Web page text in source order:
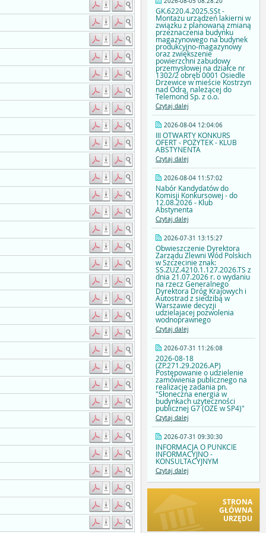
GK.6220.4.2025.SSt -
Montażu urządzeń lakierni w
związku z planowaną zmianą
przeznaczenia budynku
magazynowego na budynek
produkcyjno-magazynowy
oraz zwiększenie
powierzchni zabudowy
przemysłowej na działce nr
1302/2 obręb 0001 Osiedle
Drzewice w mieście Kostrzyn
nad Odrą, należącej do
Telemond Sp. z o.o.
Czytaj dalej
2026-08-04 12:04:06
III OTWARTY KONKURS
OFERT - POŻYTEK - KLUB
ABSTYNENTA
Czytaj dalej
2026-08-04 11:57:02
Nabór Kandydatów do
Komisji Konkursowej - do
12.08.2026 - Klub
Abstynenta
Czytaj dalej
2026-07-31 13:15:27
Obwieszczenie Dyrektora
Zarządu Zlewni Wód Polskich
w Szczecinie znak:
SS.ZUZ.4210.1.127.2026.TS z
dnia 21.07.2026 r. o wydaniu
na rzecz Generalnego
Dyrektora Dróg Krajowych i
Autostrad z siedzibą w
Warszawie decyzji
udzielajacej pozwolenia
wodnoprawnego
Czytaj dalej
2026-07-31 11:26:08
2026-08-18
(ZP.271.29.2026.AP)
Postępowanie o udzielenie
zamówienia publicznego na
realizację zadania pn.
"Słoneczna energia w
budynkach użyteczności
publicznej G7 (OZE w SP4)"
Czytaj dalej
2026-07-31 09:30:30
INFORMACJA O PUNKCIE
INFORMACYJNO -
KONSULTACYJNYM
Czytaj dalej
STRONA
GŁÓWNA
URZĘDU